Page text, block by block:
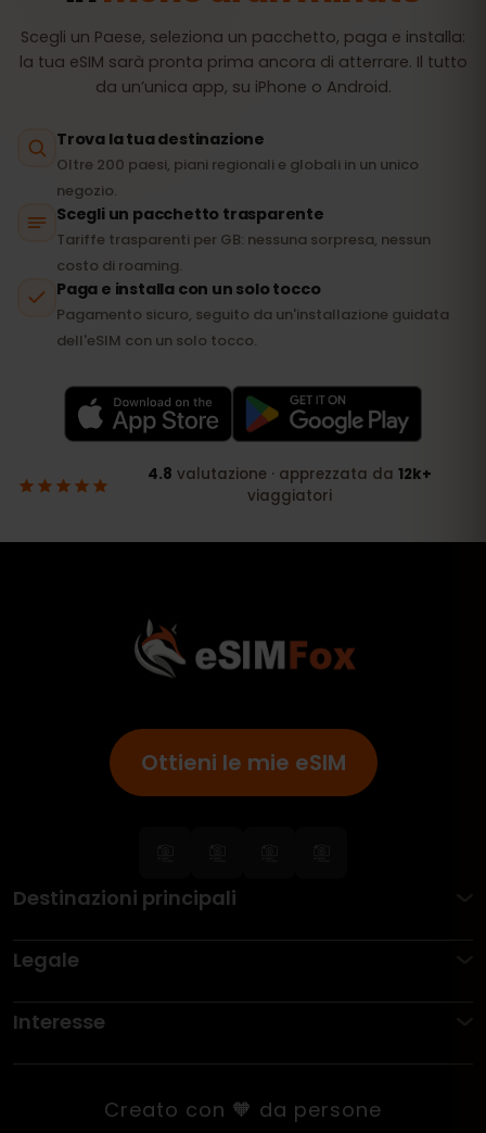
Ottieni le mie eSIM
Destinazioni principali
Legale
Interesse
Creato con 🧡 da persone